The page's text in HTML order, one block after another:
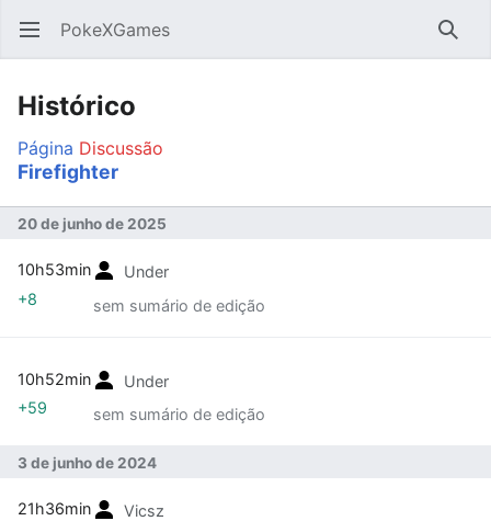
Abrir menu principal PokeXGames
Histórico
Página Discussão
Firefighter
20 de junho de 2025
Under
sem sumário de edição
10h53min
+8
Under
sem sumário de edição
10h52min
+59
3 de junho de 2024
Vicsz
21h36min